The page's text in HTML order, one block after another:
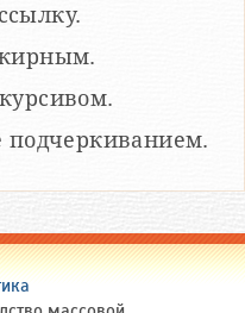
подчеркиванием.